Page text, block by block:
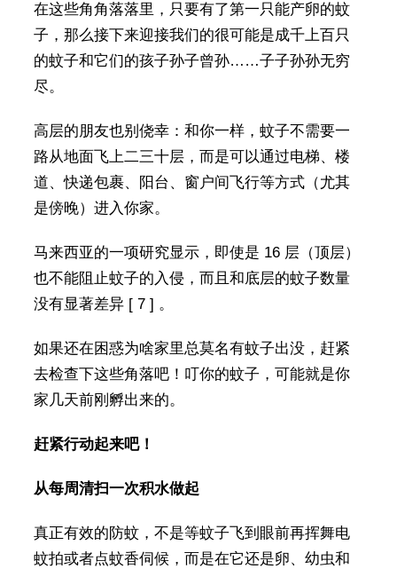
在这些角角落落里，只要有了第一只能产卵的蚊
子，那么接下来迎接我们的很可能是成千上百只
的蚊子和它们的孩子孙子曾孙……子子孙孙无穷
尽。
高层的朋友也别侥幸：和你一样，蚊子不需要一
路从地面飞上二三十层，而是可以通过电梯、楼
道、快递包裹、阳台、窗户间飞行等方式（尤其
是傍晚）进入你家。
马来西亚的一项研究显示，即使是 16 层（顶层）
也不能阻止蚊子的入侵，而且和底层的蚊子数量
没有显著差异 [ 7 ] 。
如果还在困惑为啥家里总莫名有蚊子出没，赶紧
去检查下这些角落吧！叮你的蚊子，可能就是你
家几天前刚孵出来的。
赶紧行动起来吧！
从每周清扫一次积水做起
真正有效的防蚊，不是等蚊子飞到眼前再挥舞电
蚊拍或者点蚊香伺候，而是在它还是卵、幼虫和